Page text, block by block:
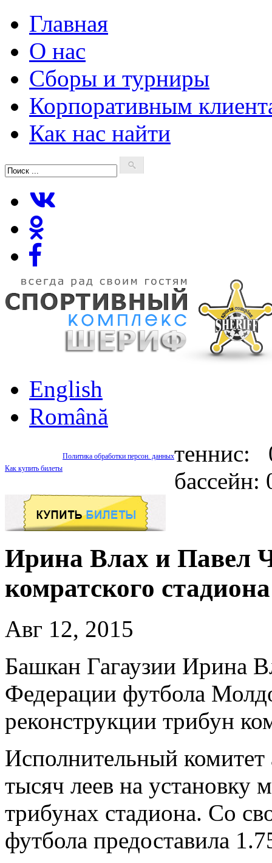
Главная
О нас
Сборы и турниры
Корпоративным
Как нас найти
English
Română
Политика обработки персон. данных
Как купить билеты
теннис:
Ирина Влах и Павел
комратского стадиона
Авг 12, 2015
Башкан Гагаузии Ирина
Федерации футбола
реконструкции трибун
Исполнительный
тысяч леев на установку
трибунах стадиона. Со
футбола предоставила